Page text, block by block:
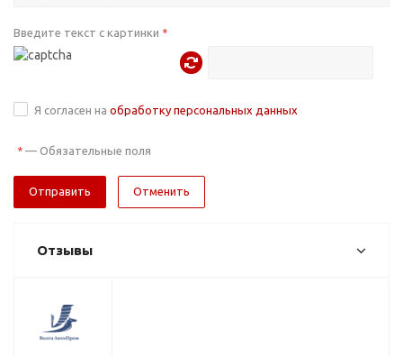
Введите текст с картинки *
Я согласен на обработку персональных данных
* — Обязательные поля
Отменить
Отзывы